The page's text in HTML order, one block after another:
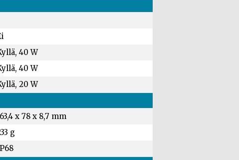
40 W
40 W
20 W
x 78 x 8,7 mm
g